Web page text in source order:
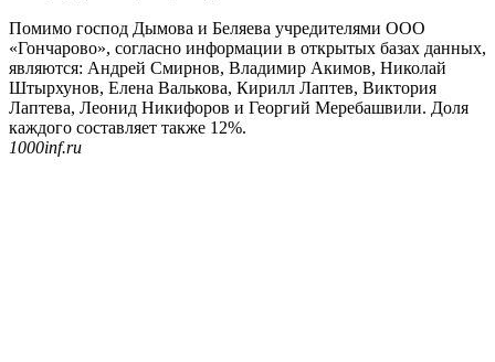
Помимо господ Дымова и Беляева учредителями ООО
«Гончарово», согласно информации в открытых базах данных,
являются: Андрей Смирнов, Владимир Акимов, Николай
Штырхунов, Елена Валькова, Кирилл Лаптев, Виктория
Лаптева, Леонид Никифоров и Георгий Меребашвили. Доля
каждого составляет также 12%.
1000inf.ru